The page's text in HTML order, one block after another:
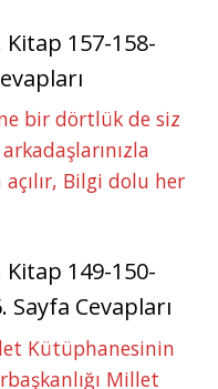
Kitap 157-158-
bir dörtlük de siz
Bilgi dolu her
Kitap 149-150-
Sayfa Cevapları
Kütüphanesinin
Millet